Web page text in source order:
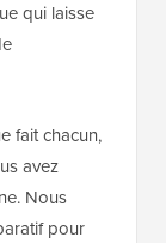
qui laisse
fait chacun,
avez
Nous
pour